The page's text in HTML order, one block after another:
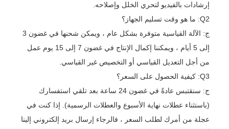
إرشادات بالفيديو لتحري الخلل وإصلاحه.
Q2: ما هو وقت تسليم الجهاز؟
ج: الآلة القياسية متوفرة بشكل عام ، ويمكن شحنها في غضون 3
إلى 5 أيام ، ويمكننا إكمال الإنتاج في غضون 7 إلى 15 يوم عمل
من أجل التعديل القياسي أو التخصيص غير القياسي.
Q3: كيفية الحصول على السعر؟
ج: سنقتبس عادةً في غضون 24 ساعة بعد تلقي استفسارك
(باستثناء عطلات نهاية الأسبوع والعطلات الرسمية). إذا كنت في
عجلة من أمرك لطلب السعر ، فالرجاء إرسال بريد إلكتروني إلينا